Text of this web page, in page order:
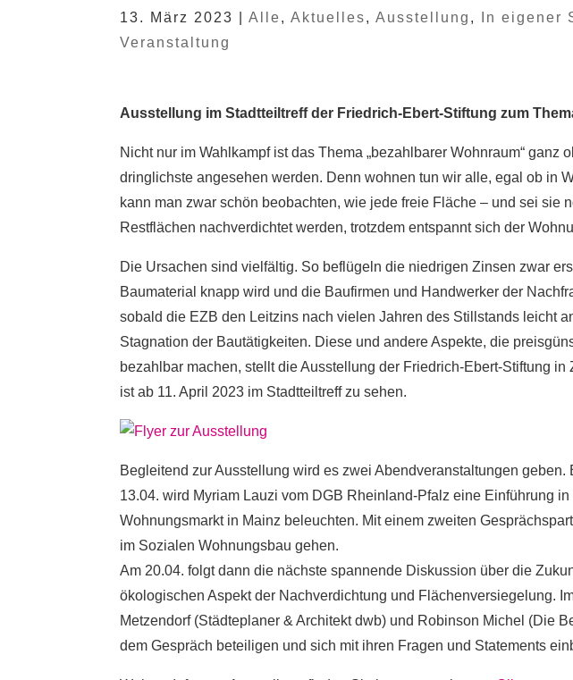
13. März 2023 |Alle,Aktuelles,Ausstellung , In eigener
Veranstaltung
Ausstellung im Stadtteiltreff der Friedrich-Ebert-Stiftung zum
Nicht nur im Wahlkampf ist das Thema „bezahlbarer Wohnraum“ ganz
dringlichste angesehen werden. Denn wohnen tun wir alle, egal ob in
kann man zwar schön beobachten, wie jede freie Fläche – und sei sie
Restflächen nachverdichtet werden, trotzdem entspannt sich der
Die Ursachen sind vielfältig. So beflügeln die niedrigen Zinsen zwar
Baumaterial knapp wird und die Baufirmen und Handwerker der
sobald die EZB den Leitzins nach vielen Jahren des Stillstands leicht
Stagnation der Bautätigkeiten. Diese und andere Aspekte, die
bezahlbar machen, stellt die Ausstellung der Friedrich-Ebert-Stiftung
ist ab 11. April 2023 im Stadtteiltreff zu sehen.
Begleitend zur Ausstellung wird es zwei Abendveranstaltungen
13.04. wird Myriam Lauzi vom DGB Rheinland-Pfalz eine Einführung
Wohnungsmarkt in Mainz beleuchten. Mit einem zweiten
im Sozialen Wohnungsbau gehen.
Am 20.04. folgt dann die nächste spannende Diskussion über die
ökologischen Aspekt der Nachverdichtung und Flächenversiegelung.
Metzendorf (Städteplaner & Architekt dwb) und Robinson Michel (Die
dem Gespräch beteiligen und sich mit ihren Fragen und Statements